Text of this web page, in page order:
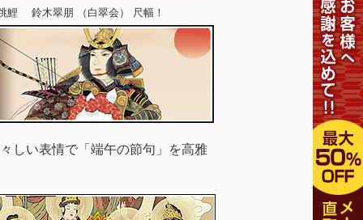
鯉 鈴木翠朋 （白翠会） 尺幅！
しい表情で「端午の節句」を高雅